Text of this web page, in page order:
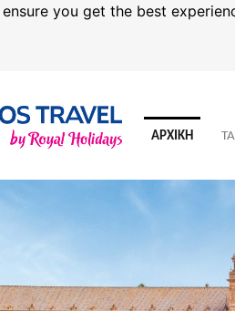
you get the best
ΑΡΧΙΚΗ